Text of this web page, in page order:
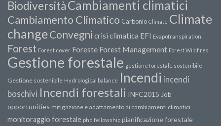
BiodiversitàCambiamenti climatici
Cambiamento Climatico Carbonio Climate Climate
changeConvegni crisi climatica EFI Evapotranspiration
Forest Forest cover Foreste Forest Management Forest Wildfires
Gestione forestale gestione forestale sostenibile
Gestione sostenibile Hydrological balance Incendi incendi
boschivi Incendi forestali INFC2015 Job
opportunities mitigazione e adattamento ai cambiamenti climatici
monitoraggio forestale phd fellowship pianificazione forestale